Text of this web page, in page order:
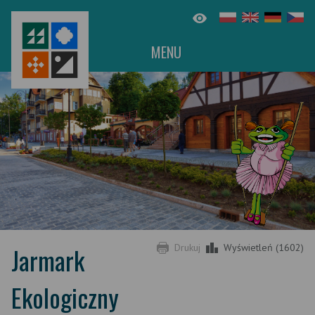
MENU
Drukuj Wyświetleń (1602)
Jarmark
Ekologiczny